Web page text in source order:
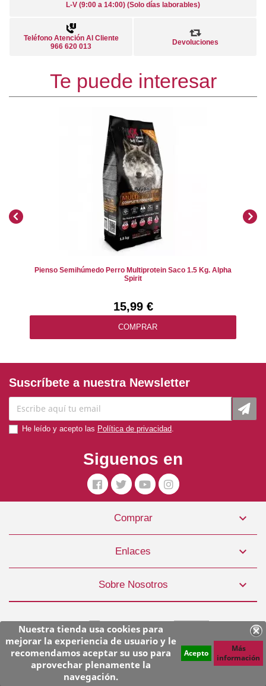
Nuestra tienda usa cookies para
mejorar la experiencia de usuario y le
recomendamos aceptar su uso para
aprovechar plenamente la
navegación.
Acepto
Más
información
L-V (9:00 a 14:00) (Solo días laborables)
Teléfono Atención Al Cliente
966 620 013
Devoluciones
Te puede interesar
Pienso Semihúmedo Perro Multiprotein Saco 1.5 Kg. Alpha
Spirit
15,99 €
COMPRAR
Pienso Perro Puppy Junior 2kg Acana
15,99 €
COMPRAR
Suscríbete a nuestra Newsletter
He leído y acepto las Política de privacidad
Siguenos en
Comprar 
Enlaces 
Sobre Nosotros 
© Copyright 2026 Superpiensos. Todos los derechos reservados.